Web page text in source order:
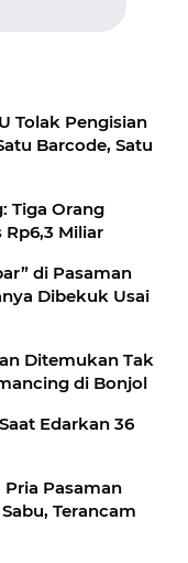
Tolak Pengisian
Barcode, Satu
Tiga Orang
Miliar
di Pasaman
Dibekuk Usai
Ditemukan Tak
di Bonjol
Edarkan 36
Pasaman
Terancam